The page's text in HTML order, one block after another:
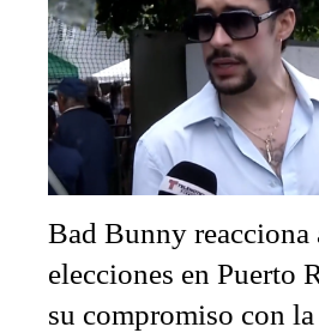
Bad Bunny reacciona
elecciones en Puerto
su compromiso con